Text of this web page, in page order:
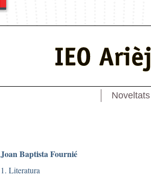
Noveltats
Joan Baptista Fournié
1. Literatura